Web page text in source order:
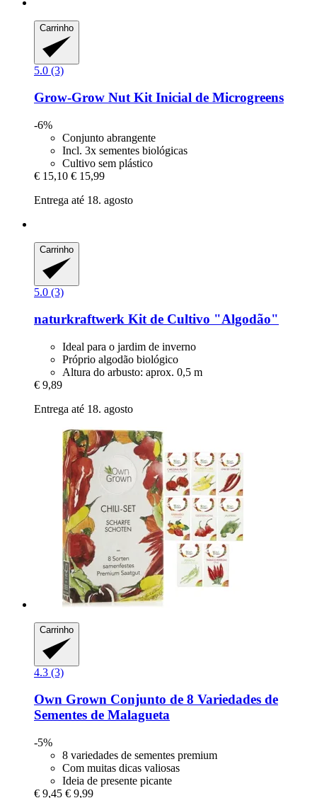
Carrinho
5.0 (3)
Grow-Grow NutKit Inicial de Microgreens
-6%
Conjunto abrangente
Incl. 3x sementes biológicas
Cultivo sem plástico
€ 15,10 € 15,99
Entrega até 18. agosto
Carrinho
5.0 (3)
naturkraftwerk Kit de Cultivo "Algodão"
Ideal para o jardim de inverno
Próprio algodão biológico
Altura do arbusto: aprox. 0,5 m
€ 9,89
Entrega até 18. agosto
Carrinho
4.3 (3)
Own Grown Conjunto de 8 Variedades de
Sementes de Malagueta
-5%
8 variedades de sementes premium
Com muitas dicas valiosas
Ideia de presente picante
€ 9,45 € 9,99